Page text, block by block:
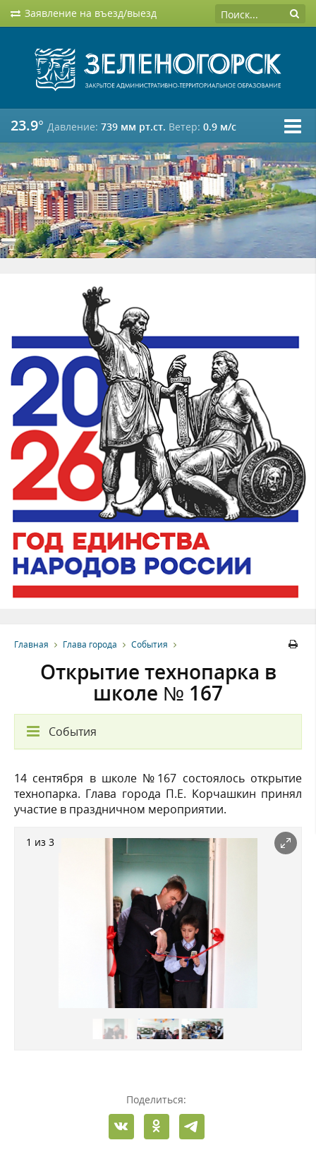
Заявление на въезд/выезд
23.9° Давление: 739 мм рт.ст. Ветер: 0.9 м/c
Главная Глава города События
Открытие технопарка в
школе № 167
События
14 сентября в школе №167 состоялось открытие
технопарка. Глава города П.Е. Корчашкин принял
участие в праздничном мероприятии.
1 из 3
Поделиться: